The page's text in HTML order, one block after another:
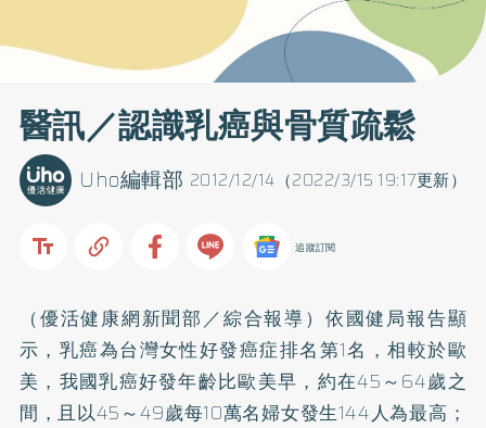
醫訊／認識乳癌與骨質疏鬆
2012/12/14（2022/3/15 19:17更新）
Uho編輯部
追蹤訂閱
（優活健康網新聞部／綜合報導）依國健局報告顯
示， 乳癌為台灣女性好發癌症排名第1名，相較於歐
美，我國乳癌好發年齡比歐美早，約在45～64歲之
間，且以45～49歲每10萬名婦女發生144人為最高；